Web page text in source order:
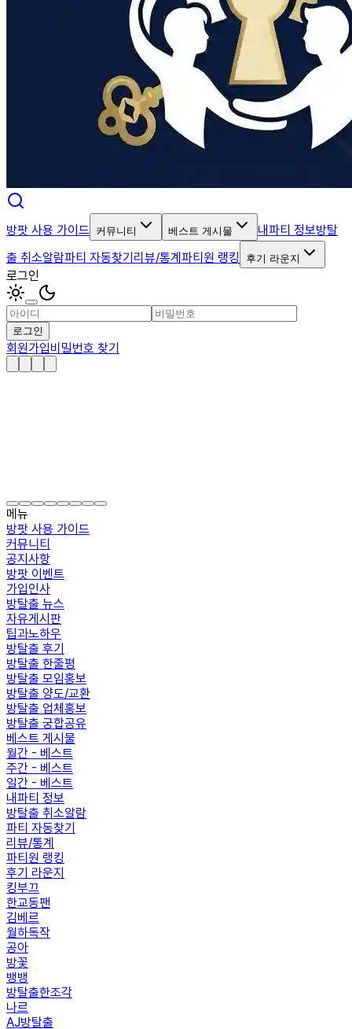
방팟 사용 가이드 커뮤니티 베스트 게시물 내파티 정보방탈
출 취소알람파티 자동찾기리뷰/통계파티원 랭킹 후기 라운지
로그인
로그인
회원가입비밀번호 찾기
메뉴
방팟 사용 가이드
커뮤니티
공지사항
방팟 이벤트
가입인사
방탈출 뉴스
자유게시판
팁과노하우
방탈출 후기
방탈출 한줄평
방탈출 모임홍보
방탈출 양도/교환
방탈출 업체홍보
방탈출 궁합공유
베스트 게시물
월간 - 베스트
주간 - 베스트
일간 - 베스트
내파티 정보
방탈출 취소알람
파티 자동찾기
리뷰/통계
파티원 랭킹
후기 라운지
킹부끄
한교동팬
김베르
월하독작
공아
방꽃
뱅뱅
방탈출한조각
나르
AJ방탈출